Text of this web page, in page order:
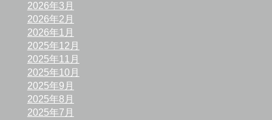
2026年3月
2026年2月
2026年1月
2025年12月
2025年11月
2025年10月
2025年9月
2025年8月
2025年7月